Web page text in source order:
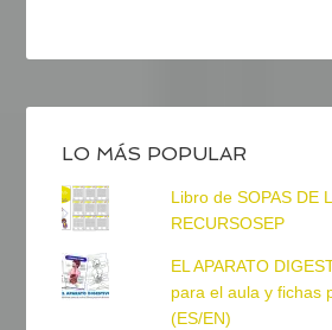
LO MÁS POPULAR
Libro de SOPAS DE
RECURSOSEP
EL APARATO
para el aula y fichas
(ES/EN)